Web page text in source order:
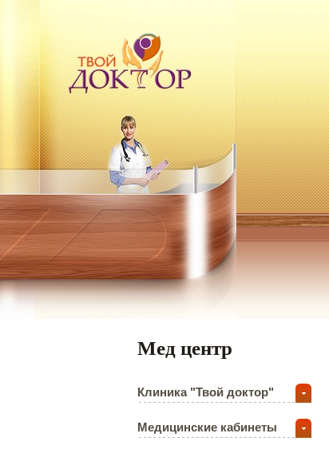
Мед центр
Клиника "Твой доктор"
Медицинские кабинеты